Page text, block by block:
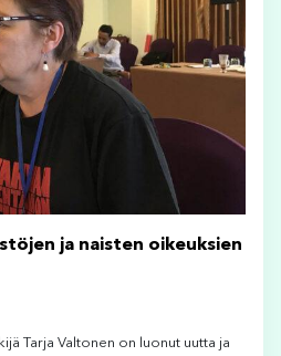
ja naisten oikeuksien
Tarja Valtonen on luonut uutta ja